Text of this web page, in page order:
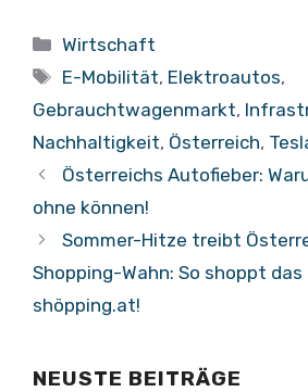
Kategorien
Wirtschaft
Schlagwörter
E-Mobilität, Elektroautos,
Gebrauchtwagenmarkt,
Nachhaltigkeit, Österreich,
Österreichs Autofieber:
ohne können!
Sommer-Hitze treibt
Shopping-Wahn: So shoppt
shöpping.at!
NEUSTE BEITRÄGE